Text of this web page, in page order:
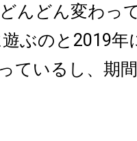
んどん変わっ
ぶのと2019年
ているし、期